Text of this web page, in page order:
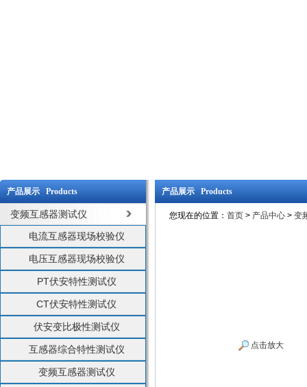
产品展示 Products
变频互感器测试仪
电流互感器现场校验仪
电压互感器现场校验仪
PT伏安特性测试仪
CT伏安特性测试仪
伏安变比极性测试仪
互感器综合特性测试仪
变频互感器测试仪
产品展示 Products
您现在的位置： 首页 > 产品中心 > 变
点击放大